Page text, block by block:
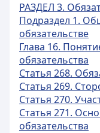
РАЗДЕЛ 3.
Подраздел 1.
обязательстве
Глава 16.
обязательства
Статья 268.
Статья 269.
Статья 270.
Статья 271.
обязательства